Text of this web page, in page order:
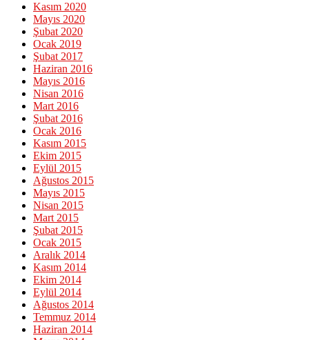
Kasım 2020
Mayıs 2020
Şubat 2020
Ocak 2019
Şubat 2017
Haziran 2016
Mayıs 2016
Nisan 2016
Mart 2016
Şubat 2016
Ocak 2016
Kasım 2015
Ekim 2015
Eylül 2015
Ağustos 2015
Mayıs 2015
Nisan 2015
Mart 2015
Şubat 2015
Ocak 2015
Aralık 2014
Kasım 2014
Ekim 2014
Eylül 2014
Ağustos 2014
Temmuz 2014
Haziran 2014